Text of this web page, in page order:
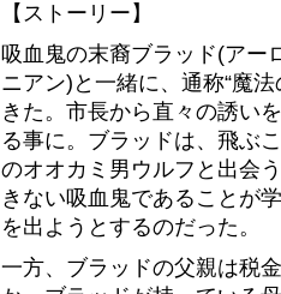
【ストーリー】
吸血鬼の末裔ブラッド(アー
ニアン)と一緒に、通称“魔
きた。市長から直々の誘い
る事に。ブラッドは、飛ぶ
のオオカミ男ウルフと出会
きない吸血鬼であることが
を出ようとするのだった。
一方、ブラッドの父親は税